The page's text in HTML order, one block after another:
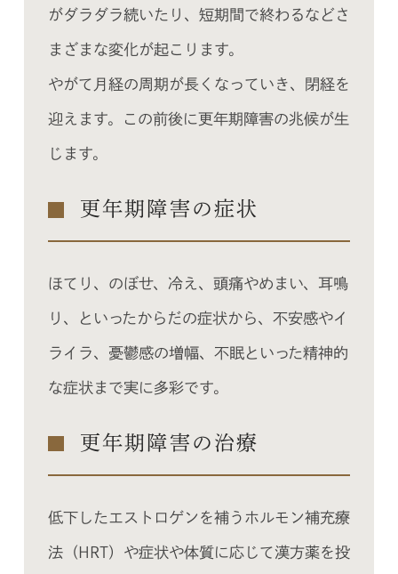
がダラダラ続いたり、短期間で終わるなどさ
まざまな変化が起こります。
やがて月経の周期が長くなっていき、閉経を
迎えます。この前後に更年期障害の兆候が生
じます。
更年期障害の症状
ほてり、のぼせ、冷え、頭痛やめまい、耳鳴
り、といったからだの症状から、不安感やイ
ライラ、憂鬱感の増幅、不眠といった精神的
な症状まで実に多彩です。
更年期障害の治療
低下したエストロゲンを補うホルモン補充療
法（HRT）や症状や体質に応じて漢方薬を投